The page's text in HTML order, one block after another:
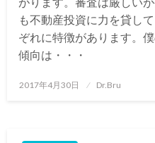
も不動産投資に力を貸し
ぞれに特徴があります。
傾向は・・・
投
2017年4月30日 Dr.Bru